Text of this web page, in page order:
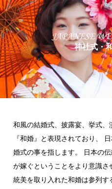
神社式・
和風の結婚式、披露宴、挙式、
『和婚』と表現されており、
婚式の事を指します。
日本の
が嫁ぐということをより意識さ
統美を取り入れた和婚は参列